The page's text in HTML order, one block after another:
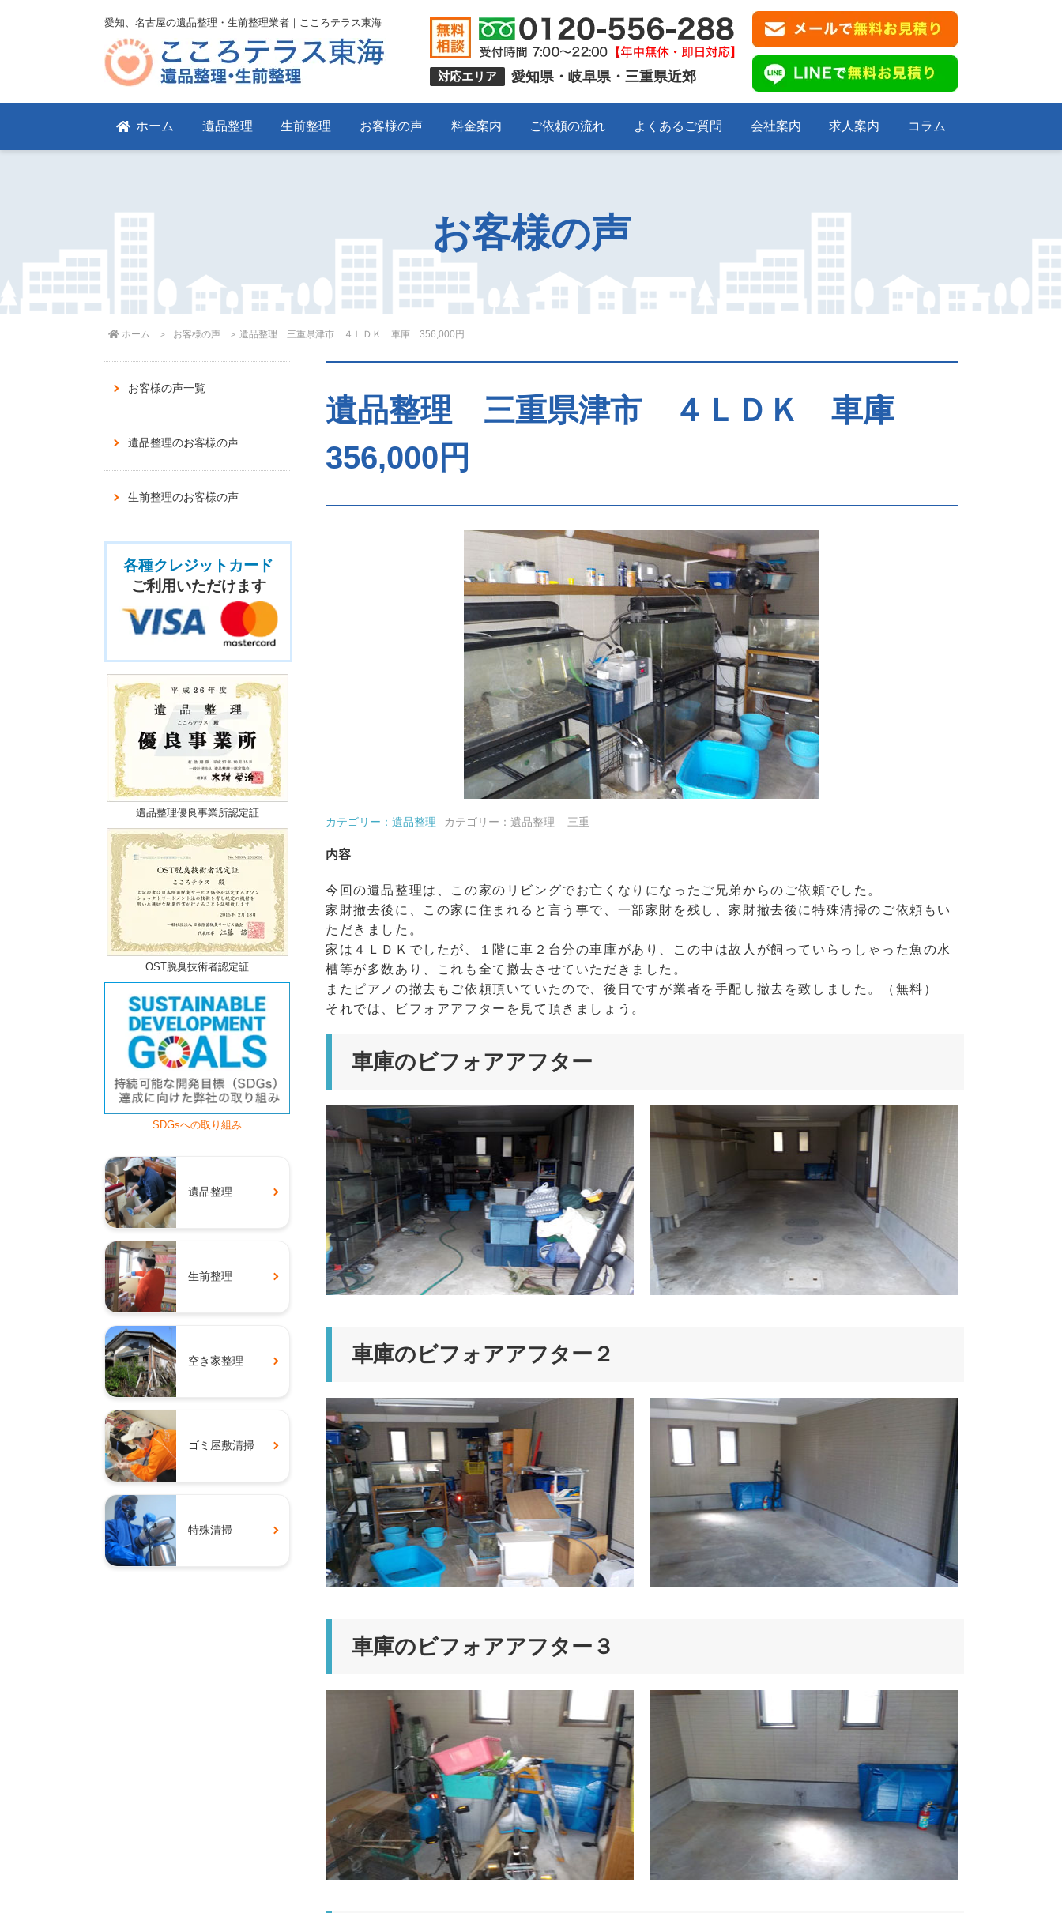
愛知、名古屋の遺品整理・生前整理業者｜こころテラス東海
対応エリア 愛知県・岐阜県・三重県近郊
ホーム 遺品整理 生前整理 お客様の声 料金案内 ご依頼の流れ よくあるご質問 会社案内 求人案内 コラム
お客様の声
ホーム お客様の声 遺品整理 三重県津市 ４ＬＤＫ 車庫 356,000円
遺品整理 三重県津市 ４ＬＤＫ 車庫
356,000円
カテゴリー：遺品整理 カテゴリー：遺品整理 – 三重
内容
今回の遺品整理は、この家のリビングでお亡くなりになったご兄弟からのご依頼でした。
家財撤去後に、この家に住まれると言う事で、一部家財を残し、家財撤去後に特殊清掃のご依頼もい
ただきました。
家は４ＬＤＫでしたが、１階に車２台分の車庫があり、この中は故人が飼っていらっしゃった魚の水
槽等が多数あり、これも全て撤去させていただきました。
またピアノの撤去もご依頼頂いていたので、後日ですが業者を手配し撤去を致しました。（無料）
それでは、ビフォアアフターを見て頂きましょう。
車庫のビフォアアフター
車庫のビフォアアフター２
車庫のビフォアアフター３
お客様の声一覧
遺品整理のお客様の声
生前整理のお客様の声
各種クレジットカード
ご利用いただけます
遺品整理優良事業所認定証
OST脱臭技術者認定証
SDGsへの取り組み
遺品整理
生前整理
空き家整理
ゴミ屋敷清掃
特殊清掃